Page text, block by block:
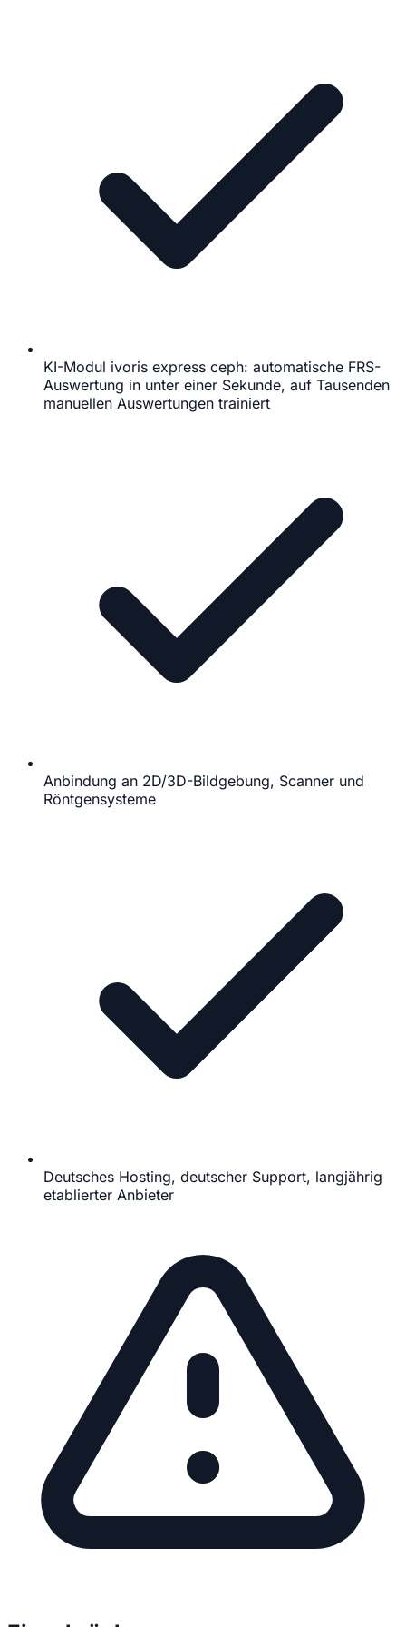
KI-Modul ivoris express ceph: automatische FRS-
Auswertung in unter einer Sekunde, auf Tausenden
manuellen Auswertungen trainiert
Anbindung an 2D/3D-Bildgebung, Scanner und
Röntgensysteme
Deutsches Hosting, deutscher Support, langjährig
etablierter Anbieter